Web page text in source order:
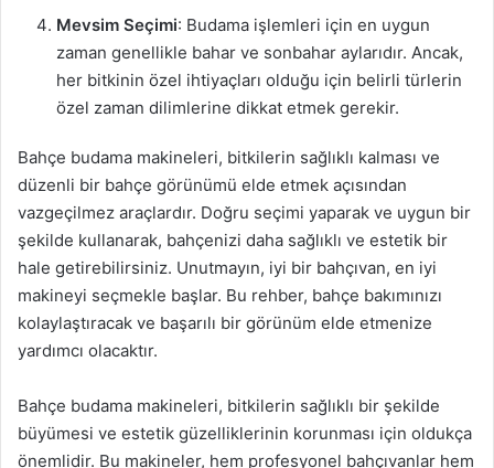
Mevsim Seçimi: Budama işlemleri için en uygun
zaman genellikle bahar ve sonbahar aylarıdır. Ancak,
her bitkinin özel ihtiyaçları olduğu için belirli türlerin
özel zaman dilimlerine dikkat etmek gerekir.
Bahçe budama makineleri, bitkilerin sağlıklı kalması ve
düzenli bir bahçe görünümü elde etmek açısından
vazgeçilmez araçlardır. Doğru seçimi yaparak ve uygun bir
şekilde kullanarak, bahçenizi daha sağlıklı ve estetik bir
hale getirebilirsiniz. Unutmayın, iyi bir bahçıvan, en iyi
makineyi seçmekle başlar. Bu rehber, bahçe bakımınızı
kolaylaştıracak ve başarılı bir görünüm elde etmenize
yardımcı olacaktır.
Bahçe budama makineleri, bitkilerin sağlıklı bir şekilde
büyümesi ve estetik güzelliklerinin korunması için oldukça
önemlidir. Bu makineler, hem profesyonel bahçıvanlar hem